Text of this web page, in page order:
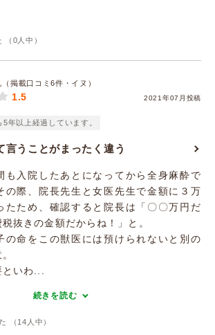
（ 0 人中）
掲載口コミ6件・イヌ）
2021年07月投稿
1.5
年以上経過しています。
言うことがまったく違う
も入院したあとになってから全身麻酔で
の際、院長先生と女医先生で金額に３万
たため、確認すると院長は「〇〇万円だ
抜きの金額だからね！」と。
の命をこの獣医には預けられないと別の
いわ...
続きを読む
（ 14 人中）